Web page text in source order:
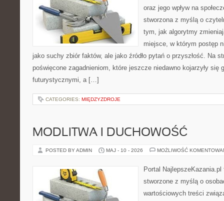
oraz jego wpływ na
stworzona z myślą o
tym, jak algorytmy
miejsce, w którym postęp
jako suchy zbiór faktów, ale jako źródło pytań o przyszłość. Na
poświęcone zagadnieniom, które jeszcze niedawno kojarzyły się
futurystycznymi, a […]
CATEGORIES: MIĘDZYZDROJE
MODLITWA I DUCHOWOŚĆ
POSTED BY ADMIN MAJ - 10 - 2026 MOŻLIWOŚĆ
Portal
stworzone z myślą o
wartościowych treści